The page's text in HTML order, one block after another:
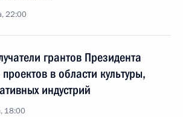
22:00
грантов Президента
в области культуры,
индустрий
18:00